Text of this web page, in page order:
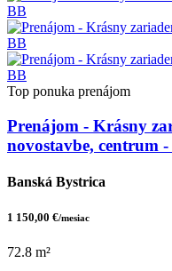
Top ponuka prenájom
Prenájom - Krásny
novostavbe, centrum
Banská Bystrica
1 150,00 €/mesiac
72.8 m²